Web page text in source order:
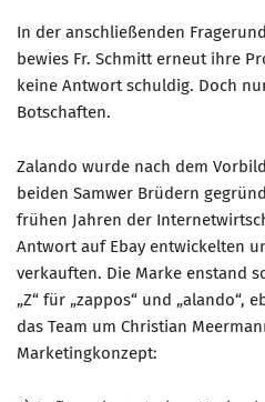
MCM Club TV
MITGLIEDSCHAFT
Mitglied werden
AKTUELLES
In der anschließenden
bewies Fr. Schmitt erneut ihre
keine Antwort schuldig. Doch
Botschaften.
Zalando wurde nach dem
beiden Samwer Brüdern
frühen Jahren der
Antwort auf Ebay entwickelten
verkauften. Die Marke enstand
„Z“ für „zappos“ und „alando“,
das Team um Christian
Marketingkonzept: